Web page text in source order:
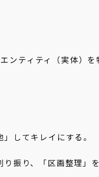
ンティティ（実体）
してキレイにする。
振り、「区画整理」